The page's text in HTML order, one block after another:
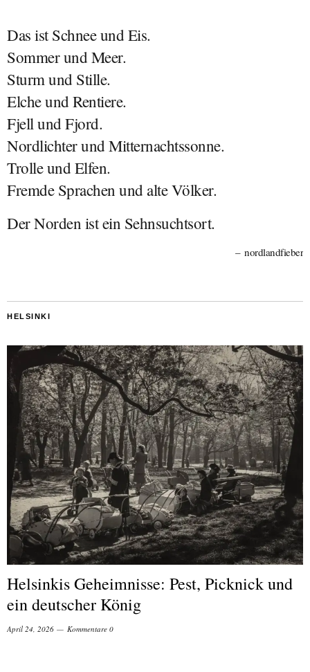
Das ist Schnee und Eis.
Sommer und Meer.
Sturm und Stille.
Elche und Rentiere.
Fjell und Fjord.
Nordlichter und Mitternachtssonne.
Trolle und Elfen.
Fremde Sprachen und alte Völker.
Der Norden ist ein Sehnsuchtsort.
nordlandfieber
HELSINKI
Helsinkis Geheimnisse: Pest, Picknick und
ein deutscher König
April 24, 2026 Kommentare 0